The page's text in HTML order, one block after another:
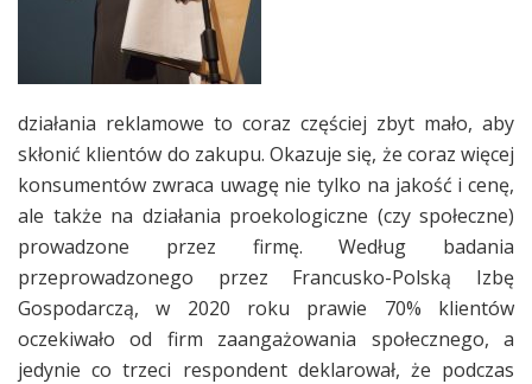
działania reklamowe to coraz częściej zbyt mało, aby
skłonić klientów do zakupu. Okazuje się, że coraz więcej
konsumentów zwraca uwagę nie tylko na jakość i cenę,
ale także na działania proekologiczne (czy społeczne)
prowadzone przez firmę. Według badania
przeprowadzonego przez Francusko-Polską Izbę
Gospodarczą, w 2020 roku prawie 70% klientów
oczekiwało od firm zaangażowania społecznego, a
jedynie co trzeci respondent deklarował, że podczas